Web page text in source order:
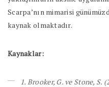
Scarpa’nın mimarisi
kaynak olmaktadır.
Kaynaklar:
1. Brooker, G. ve Stone, S.